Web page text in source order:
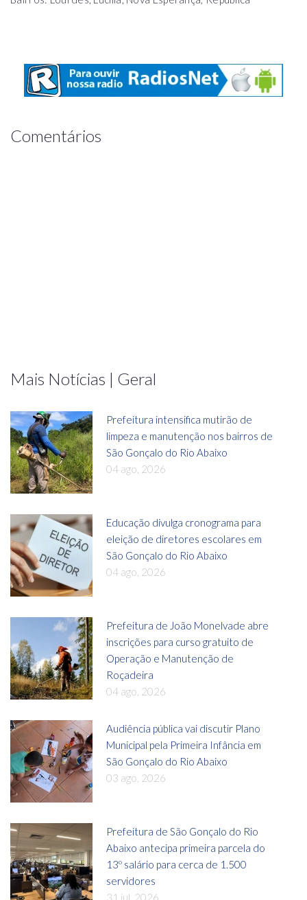
Comentários
Mais Notícias | Geral
Prefeitura intensifica mutirão de
limpeza e manutenção nos bairros de
São Gonçalo do Rio Abaixo
04 ago, 2026
Educação divulga cronograma para
eleição de diretores escolares em
São Gonçalo do Rio Abaixo
04 ago, 2026
Prefeitura de João Monelvade abre
inscrições para curso gratuito de
Operação e Manutenção de
Roçadeira
04 ago, 2026
Audiência pública vai discutir Plano
Municipal pela Primeira Infância em
São Gonçalo do Rio Abaixo
03 ago, 2026
Prefeitura de São Gonçalo do Rio
Abaixo antecipa primeira parcela do
13º salário para cerca de 1.500
servidores
31 jul, 2026